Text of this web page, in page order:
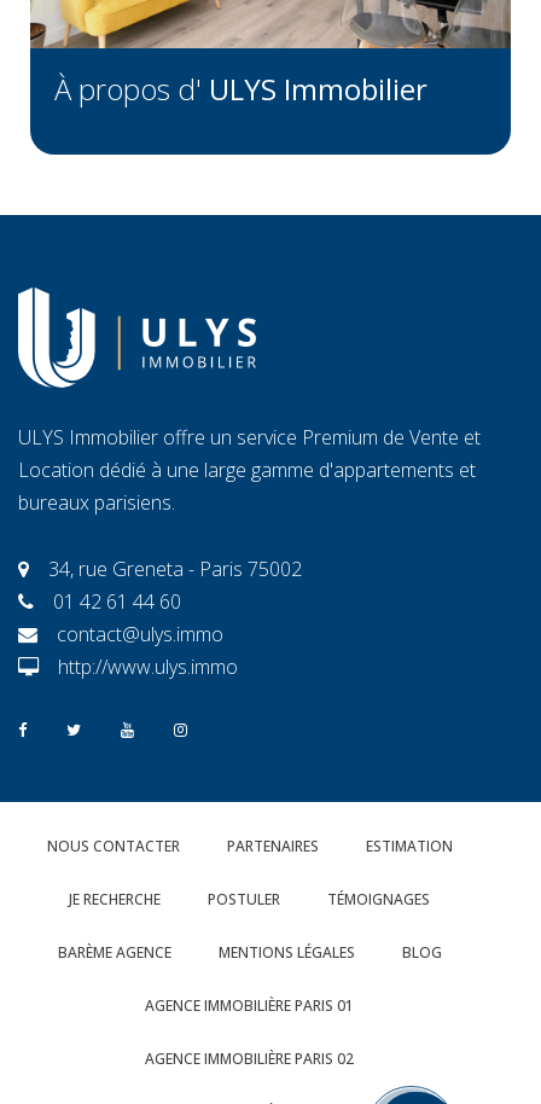
À propos d' ULYS Immobilier
ULYS Immobilier offre un service Premium de Vente et
Location dédié à une large gamme d'appartements et
bureaux parisiens.
34, rue Greneta - Paris 75002
01 42 61 44 60
contact@ulys.immo
http://www.ulys.immo
NOUS CONTACTER PARTENAIRES ESTIMATION
JE RECHERCHE POSTULER TÉMOIGNAGES
BARÈME AGENCE MENTIONS LÉGALES BLOG
AGENCE IMMOBILIÈRE PARIS 01
AGENCE IMMOBILIÈRE PARIS 02